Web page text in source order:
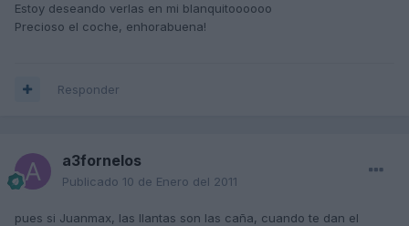
Estoy deseando verlas en mi blanquitoooooo
Precioso el coche, enhorabuena!
Responder
a3fornelos
Publicado 10 de Enero del 2011
pues si Juanmax, las llantas son las caña, cuando te dan el